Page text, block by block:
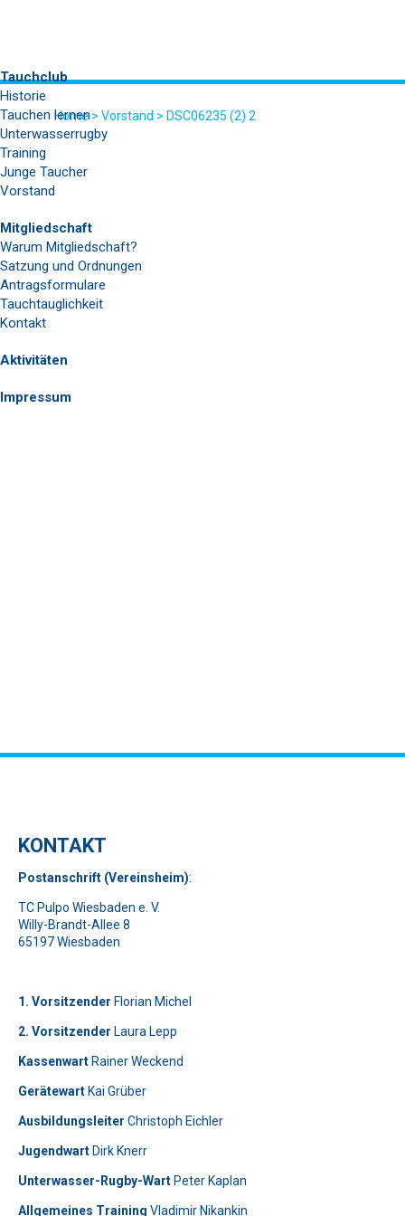
Tauchclub
Historie
Tauchen lernen
Unterwasserrugby
Training
Junge Taucher
Vorstand
Mitgliedschaft
Warum Mitgliedschaft?
Satzung und Ordnungen
Antragsformulare
Tauchtauglichkeit
Kontakt
Aktivitäten
Impressum
Home> Vorstand > DSC06235 (2) 2
DSC06235 (2) 2
KONTAKT
Postanschrift (Vereinsheim):
TC Pulpo Wiesbaden e. V.
Willy-Brandt-Allee 8
65197 Wiesbaden
1. Vorsitzender Florian Michel
2. Vorsitzender Laura Lepp
Bitte lasse dieses Feld leer.
KassenwartRainer Weckend
GerätewartKai Grüber
Telefon: 0179-5300111
Ausbildungsleiter Christoph Eichler
JugendwartDirk Knerr
Unterwasser-Rugby-WartPeter Kaplan
Allgemeines Training Vladimir Nikankin